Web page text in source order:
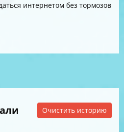
интернетом без тормозов
Очистить историю